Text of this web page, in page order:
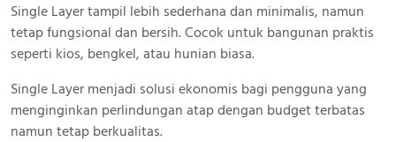
Single Layer tampil lebih sederhana dan minimalis, namun
tetap fungsional dan bersih. Cocok untuk bangunan praktis
seperti kios, bengkel, atau hunian biasa.
Single Layer menjadi solusi ekonomis bagi pengguna yang
menginginkan perlindungan atap dengan budget terbatas
namun tetap berkualitas.